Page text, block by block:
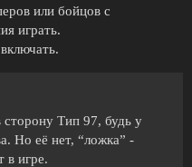
или бойцов с
играть.
Тип 97, будь у
Но её нет, “ложка” -
в игре.